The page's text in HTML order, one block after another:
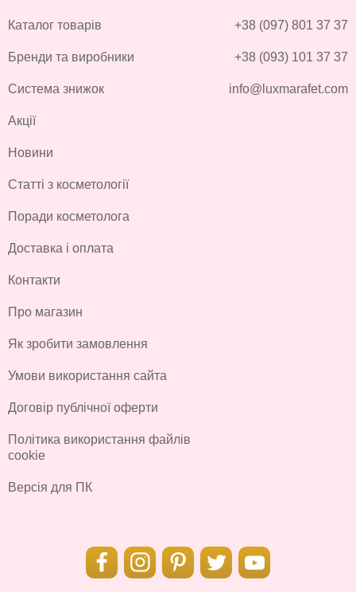
Каталог товарів
Бренди та виробники
Система знижок
Акції
Новини
Статті з косметології
Поради косметолога
Доставка і оплата
Контакти
Про магазин
Як зробити замовлення
Умови використання сайта
Договір публічної оферти
Політика використання файлів
cookie
Версія для ПК
+38 (097) 801 37 37
+38 (093) 101 37 37
info@luxmarafet.com